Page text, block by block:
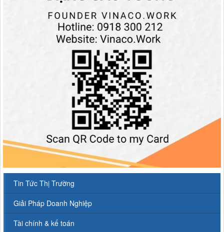
Tin Tức Thị Trường
Giải Pháp Doanh Nghiệp
Tài chính & kế toán